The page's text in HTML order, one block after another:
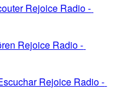
Rejoice Radio -
Rejoice Radio -
Rejoice Radio -